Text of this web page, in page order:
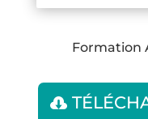
Formation